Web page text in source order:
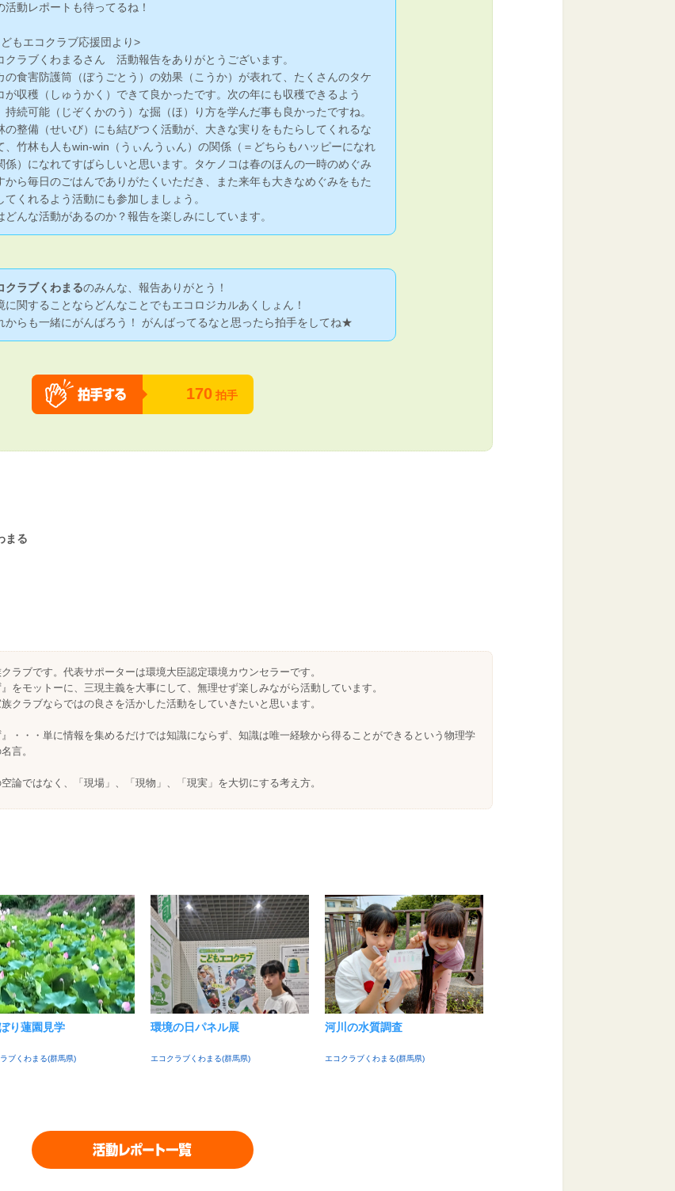
活動レポートも待ってるね！
もエコクラブ応援団より>
クラブくわまるさん 活動報告をありがとうございます。
の食害防護筒（ぼうごとう）の効果（こうか）が表れて、たくさんのタケ
が収穫（しゅうかく）できて良かったです。次の年にも収穫できるよう
持続可能（じぞくかのう）な掘（ほ）り方を学んだ事も良かったですね。
の整備（せいび）にも結びつく活動が、大きな実りをもたらしてくれるな
、竹林も人もwin-win（うぃんうぃん）の関係（＝どちらもハッピーになれ
係）になれてすばらしいと思います。タケノコは春のほんの一時のめぐみ
から毎日のごはんでありがたくいただき、また来年も大きなめぐみをもた
てくれるよう活動にも参加しましょう。
どんな活動があるのか？報告を楽しみにしています。
クラブくわまるのみんな、報告ありがとう！
に関することならどんなことでもエコロジカルあくしょん！
からも一緒にがんばろう！ がんばってるなと思ったら拍手をしてね★
170 拍手
まる
ラブです。代表サポーターは環境大臣認定環境カウンセラーです。
』をモットーに、三現主義を大事にして、無理せず楽しみながら活動しています。
クラブならではの良さを活かした活動をしていきたいと思います。
』・・・単に情報を集めるだけでは知識にならず、知識は唯一経験から得ることができるという物理学
言。
論ではなく、「現場」、「現物」、「現実」を大切にする考え方。
り蓮園見学
ブくわまる(群馬県)
環境の日パネル展
エコクラブくわまる(群馬県)
河川の水質調査
エコクラブくわまる(群馬県)